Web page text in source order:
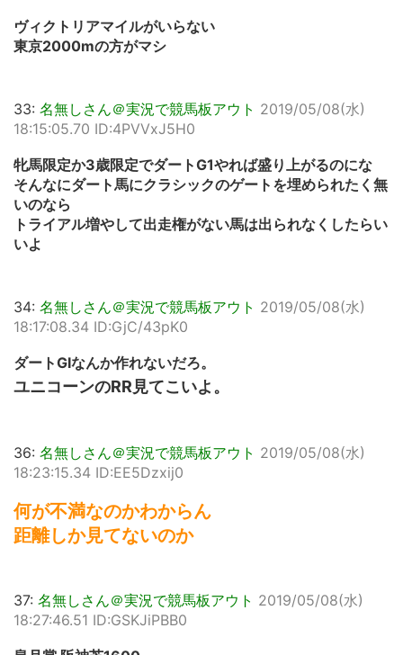
ヴィクトリアマイルがいらない
東京2000mの方がマシ
33: 名無しさん＠実況で競馬板アウト 2019/05/08(水)
18:15:05.70 ID:4PVVxJ5H0
牝馬限定か3歳限定でダートG1やれば盛り上がるのにな
そんなにダート馬にクラシックのゲートを埋められたく無
いのなら
トライアル増やして出走権がない馬は出られなくしたらい
いよ
34: 名無しさん＠実況で競馬板アウト 2019/05/08(水)
18:17:08.34 ID:GjC/43pK0
ダートGIなんか作れないだろ。
ユニコーンのRR見てこいよ。
36: 名無しさん＠実況で競馬板アウト 2019/05/08(水)
18:23:15.34 ID:EE5Dzxij0
何が不満なのかわからん
距離しか見てないのか
37: 名無しさん＠実況で競馬板アウト 2019/05/08(水)
18:27:46.51 ID:GSKJiPBB0